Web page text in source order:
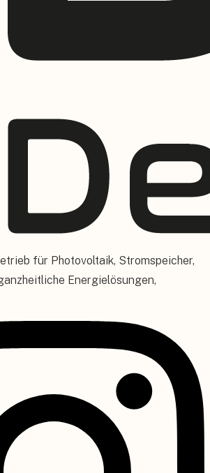
für Photovoltaik, Stromspeicher,
Energielösungen,